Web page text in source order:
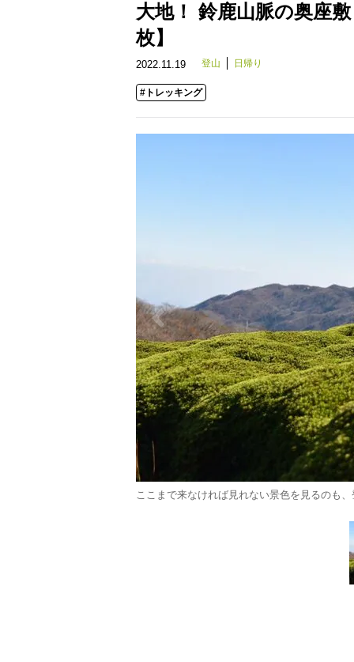
大地！ 鈴鹿山脈の奥座
枚】
2022.11.19 登山 日帰り
#トレッキング
ここまで来なければ見れない景色を見るのも